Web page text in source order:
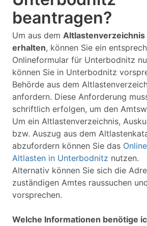
beantragen?
Um aus dem
erhalten, können Sie ein
Onlineformular für Unterbodnitz
können Sie in Unterbodnitz
Behörde aus dem
anfordern. Diese Anforderung
schriftlich erfolgen, um den
Um ein Altlastenverzeichnis,
bzw. Auszug aus dem
abzufordern können Sie das
Altlasten in Unterbodnitz nutzen.
Alternativ können Sie sich die
zuständigen Amtes raussuchen
vorsprechen.
Welche Informationen benötige